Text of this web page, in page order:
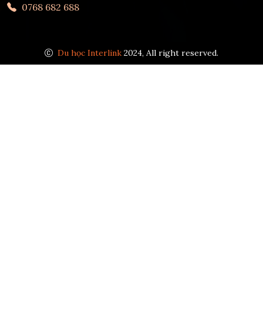
0768 682 688
Du học Interlink 2024, All right reserved.